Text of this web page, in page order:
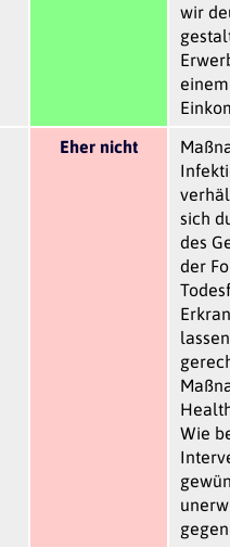
wir
Eher nicht
sich
des
der
Wie